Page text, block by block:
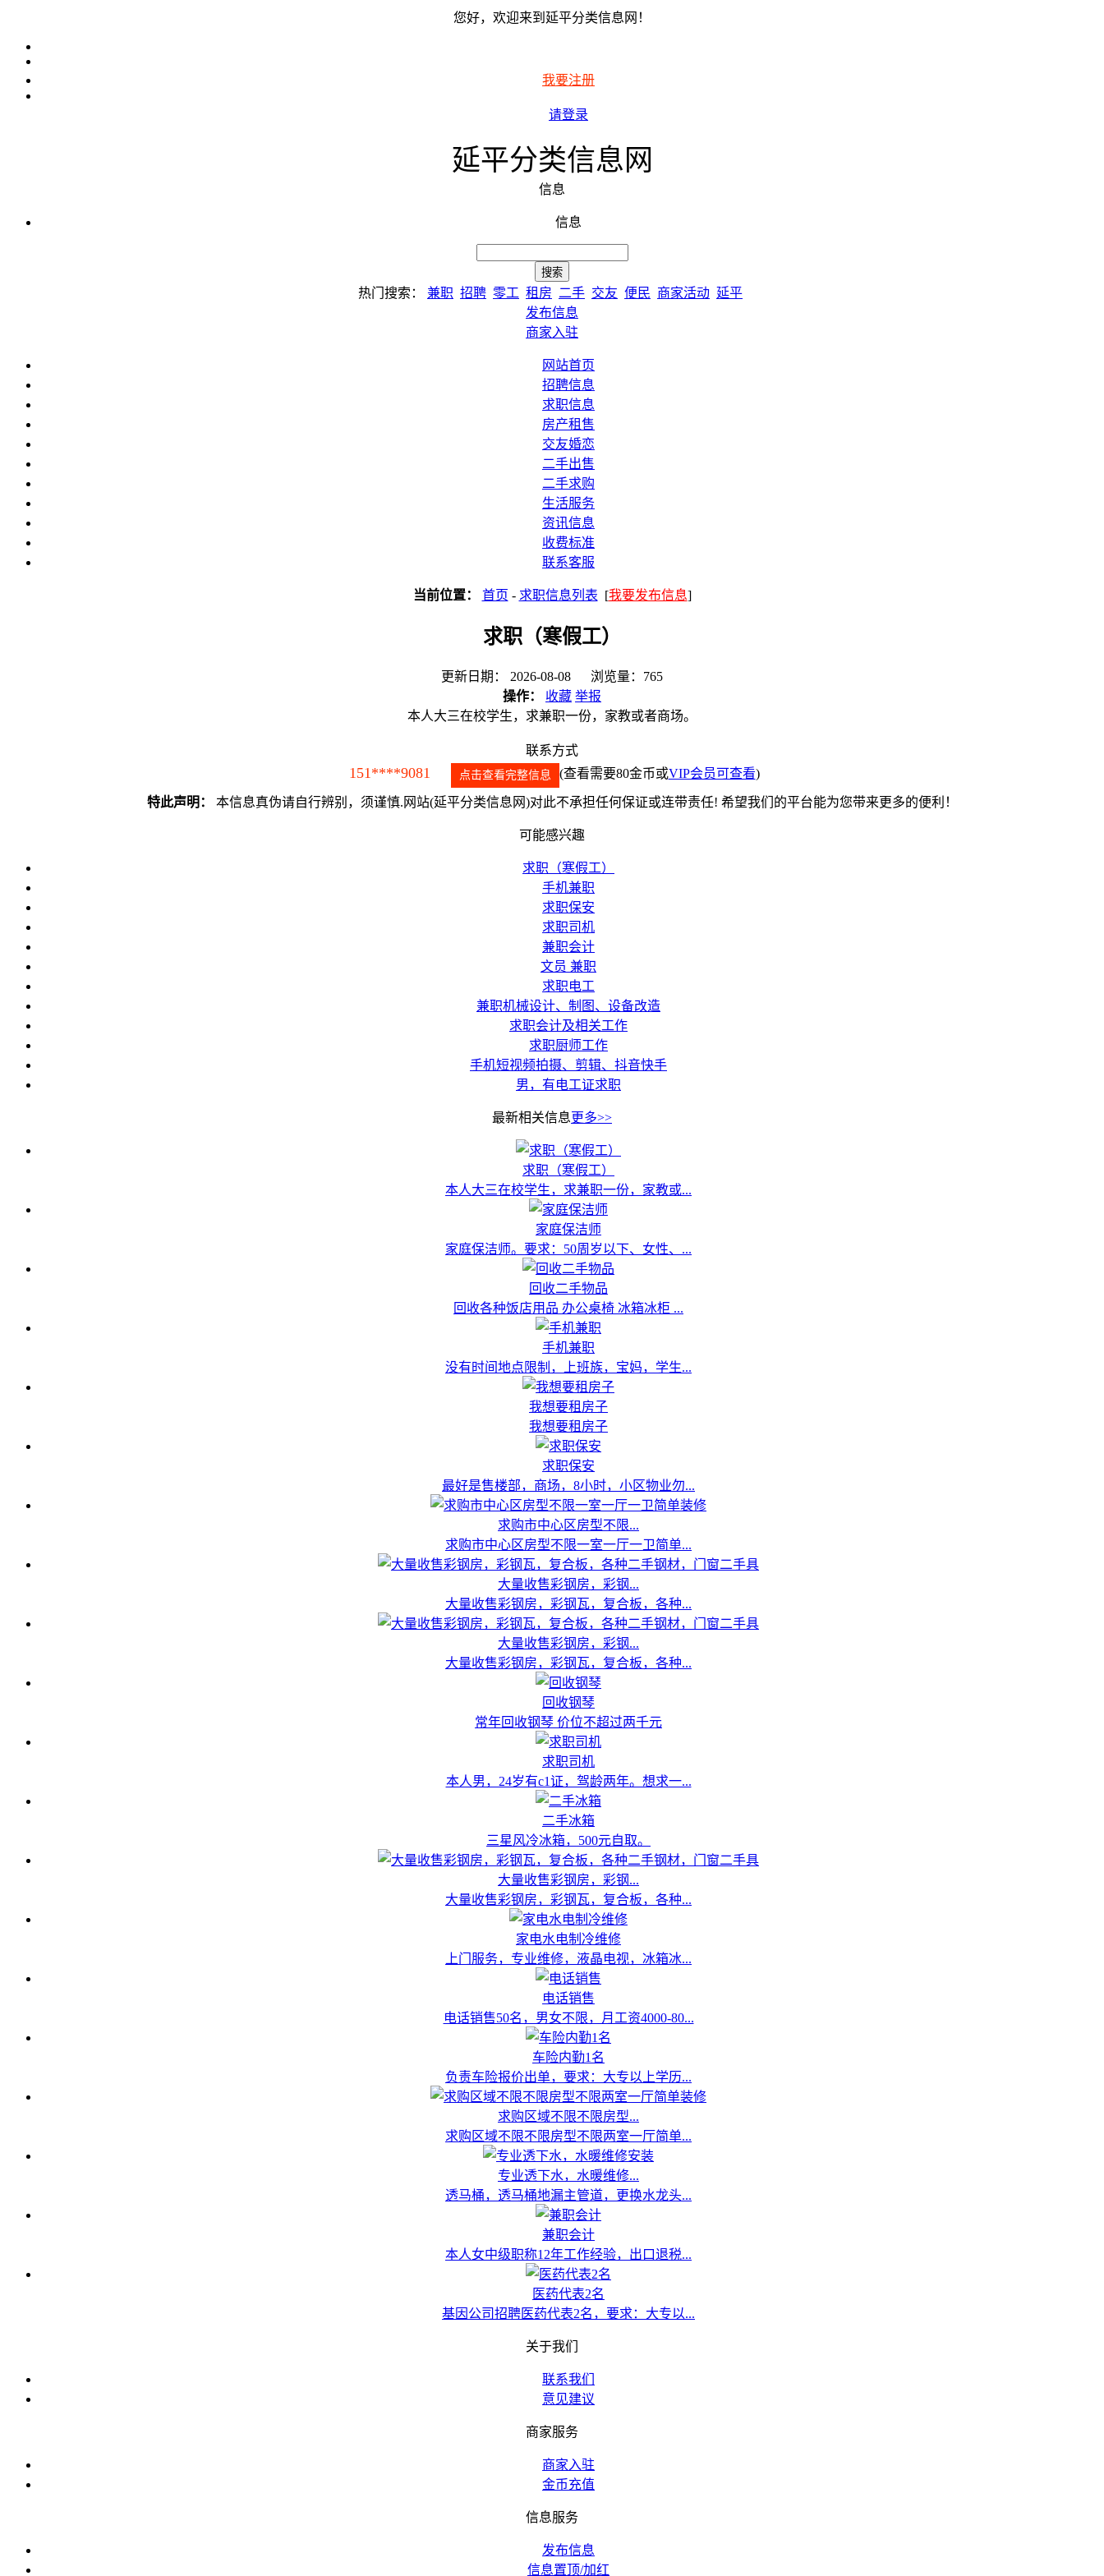
您好，欢迎来到延平分类信息网！
我要注册
请登录
延平分类信息网
信息
信息
热门搜索： 兼职 招聘 零工 租房 二手 交友 便民 商家活动 延平
发布信息
商家入驻
网站首页
招聘信息
求职信息
房产租售
交友婚恋
二手出售
二手求购
生活服务
资讯信息
收费标准
联系客服
当前位置： 首页 - 求职信息列表 [我要发布信息]
求职（寒假工）
更新日期： 2026-08-08 浏览量：765
操作：
收藏 举报
本人大三在校学生，求兼职一份，家教或者商场。
联系方式
151****9081 点击查看完整信息 (查看需要80金币或VIP会员可查看)
特此声明： 本信息真伪请自行辨别，须谨慎.网站(延平分类信息网)对此不承担任何保证或连带责任! 希望我们的平台能为您带来更多的便利！
可能感兴趣
求职（寒假工）
手机兼职
求职保安
求职司机
兼职会计
文员 兼职
求职电工
兼职机械设计、制图、设备改造
求职会计及相关工作
求职厨师工作
手机短视频拍摄、剪辑、抖音快手
男，有电工证求职
最新相关信息更多>>
求职（寒假工）
本人大三在校学生，求兼职一份，家教或...
家庭保洁师
家庭保洁师。要求：50周岁以下、女性、...
回收二手物品
回收各种饭店用品 办公桌椅 冰箱冰柜 ...
手机兼职
没有时间地点限制，上班族，宝妈，学生...
我想要租房子
我想要租房子
求职保安
最好是售楼部，商场，8小时，小区物业勿...
求购市中心区房型不限...
求购市中心区房型不限一室一厅一卫简单...
大量收售彩钢房，彩钢...
大量收售彩钢房，彩钢瓦，复合板，各种...
大量收售彩钢房，彩钢...
大量收售彩钢房，彩钢瓦，复合板，各种...
回收钢琴
常年回收钢琴 价位不超过两千元
求职司机
本人男，24岁有c1证，驾龄两年。想求一...
二手冰箱
三星风冷冰箱，500元自取。
大量收售彩钢房，彩钢...
大量收售彩钢房，彩钢瓦，复合板，各种...
家电水电制冷维修
上门服务，专业维修，液晶电视，冰箱冰...
电话销售
电话销售50名，男女不限，月工资4000-80...
车险内勤1名
负责车险报价出单，要求：大专以上学历...
求购区域不限不限房型...
求购区域不限不限房型不限两室一厅简单...
专业透下水，水暖维修...
透马桶，透马桶地漏主管道，更换水龙头...
兼职会计
本人女中级职称12年工作经验，出口退税...
医药代表2名
基因公司招聘医药代表2名，要求：大专以...
关于我们
联系我们
意见建议
商家服务
商家入驻
金币充值
信息服务
发布信息
信息置顶/加红